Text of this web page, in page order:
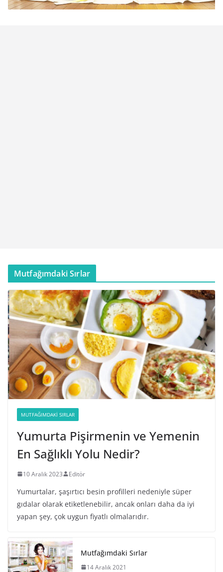
Mutfağımdaki Sırlar
MUTFAĞIMDAKI SIRLAR
Yumurta Pişirmenin ve Yemenin
En Sağlıklı Yolu Nedir?
10 Aralık 2023 Editör
Yumurtalar, şaşırtıcı besin profilleri nedeniyle süper
gıdalar olarak etiketlenebilir, ancak onları daha da iyi
yapan şey, çok uygun fiyatlı olmalarıdır.
Mutfağımdaki Sırlar
14 Aralık 2021